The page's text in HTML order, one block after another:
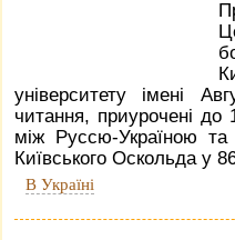
університету імені
читання, приурочені до
між Руссю-Україною та
Київського Оскольда у
В Україні